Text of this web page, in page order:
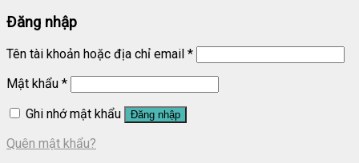
Đăng nhập
Tên tài khoản hoặc địa chỉ email *
Mật khẩu *
Ghi nhớ mật khẩu
Đăng nhập
Quên mật khẩu?